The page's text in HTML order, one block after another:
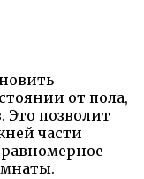
от пола,
Это позволит
части